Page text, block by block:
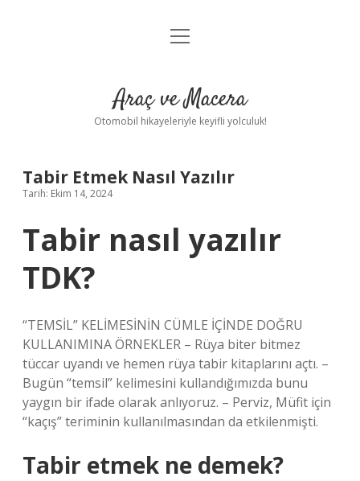
Anasayfa
Yasal Uyarı
menüyü
Araç ve Macera
Otomobil hikayeleriyle keyifli yolculuk!
Tabir Etmek Nasıl Yazılır
Tarih: Ekim 14, 2024
Tabir nasıl yazılır
TDK?
“TEMSİL” KELİMESİNİN CÜMLE İÇİNDE DOĞRU
KULLANIMINA ÖRNEKLER – Rüya biter bitmez
tüccar uyandı ve hemen rüya tabir kitaplarını açtı. –
Bugün “temsil” kelimesini kullandığımızda bunu
yaygın bir ifade olarak anlıyoruz. – Perviz, Müfit için
“kaçış” teriminin kullanılmasından da etkilenmişti.
Tabir etmek ne demek?